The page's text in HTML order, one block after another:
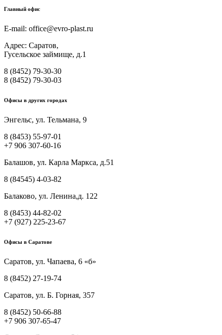
Главный офис
E-mail: office@evro-plast.ru
Адрес: Саратов,
Гусельское займище, д.1
8 (8452) 79-30-30
8 (8452) 79-30-03
Офисы в других городах
Энгельс, ул. Тельмана, 9
8 (8453) 55-97-01
+7 906 307-60-16
Балашов, ул. Карла Маркса, д.51
8 (84545) 4-03-82
Балаково, ул. Ленина,д. 122
8 (8453) 44-82-02
+7 (927) 225-23-67
Офисы в Саратове
Саратов, ул. Чапаева, 6 «б»
8 (8452) 27-19-74
Саратов, ул. Б. Горная, 357
8 (8452) 50-66-88
+7 906 307-65-47